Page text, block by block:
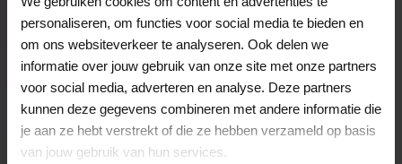
personaliseren, om functies voor social media te bieden en
om ons websiteverkeer te analyseren. Ook delen we
informatie over jouw gebruik van onze site met onze partners
voor social media, adverteren en analyse. Deze partners
kunnen deze gegevens combineren met andere informatie die
je aan ze hebt verstrekt of die ze hebben verzameld op basis
van jouw gebruik van hun services.
Maak account aan